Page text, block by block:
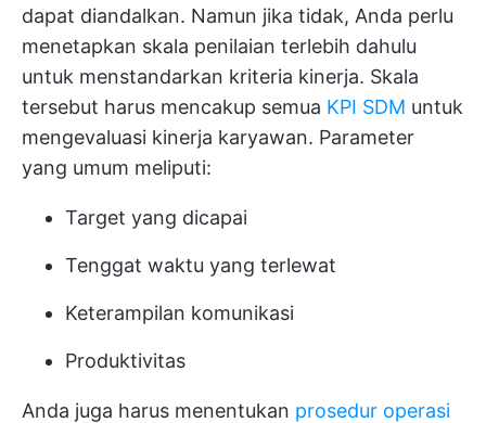
dapat diandalkan. Namun jika tidak, Anda perlu
menetapkan skala penilaian terlebih dahulu
untuk menstandarkan kriteria kinerja. Skala
tersebut harus mencakup semua KPI SDM untuk
mengevaluasi kinerja karyawan. Parameter
yang umum meliputi:
Target yang dicapai
Tenggat waktu yang terlewat
Keterampilan komunikasi
Produktivitas
Anda juga harus menentukan prosedur operasi